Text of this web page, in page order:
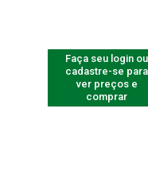
Faça seu login ou
cadastre-se para
ver preços e
comprar